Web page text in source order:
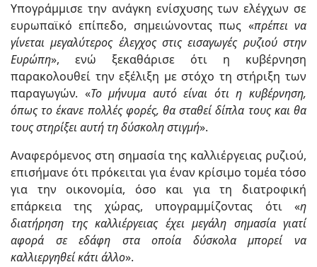
Υπογράμμισε την ανάγκη ενίσχυσης των ελέγχων σε
ευρωπαϊκό επίπεδο, σημειώνοντας πως «πρέπει να
γίνεται μεγαλύτερος έλεγχος στις εισαγωγές ρυζιού στην
Ευρώπη», ενώ ξεκαθάρισε ότι η κυβέρνηση
παρακολουθεί την εξέλιξη με στόχο τη στήριξη των
παραγωγών. «Το μήνυμα αυτό είναι ότι η κυβέρνηση,
όπως το έκανε πολλές φορές, θα σταθεί δίπλα τους και θα
τους στηρίξει αυτή τη δύσκολη στιγμή».
Αναφερόμενος στη σημασία της καλλιέργειας ρυζιού,
επισήμανε ότι πρόκειται για έναν κρίσιμο τομέα τόσο
για την οικονομία, όσο και για τη διατροφική
επάρκεια της χώρας, υπογραμμίζοντας ότι «η
διατήρηση της καλλιέργειας έχει μεγάλη σημασία γιατί
αφορά σε εδάφη στα οποία δύσκολα μπορεί να
καλλιεργηθεί κάτι άλλο».